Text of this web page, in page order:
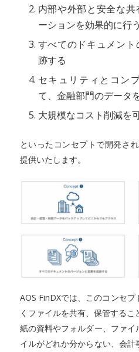
内部や外部と安全な
ーションを効果的に行う
すべてのドキュメン
跡する
セキュリティとコン
て、金融部門のデータ
大規模なコスト削減を
といったコンセプトで開発さ
提供いたします。
AOS FinDXでは、このコンセ
くファイルを共有、保管するこ
紙の資料やフォルダー、ファ
イルがどれか分からない、会